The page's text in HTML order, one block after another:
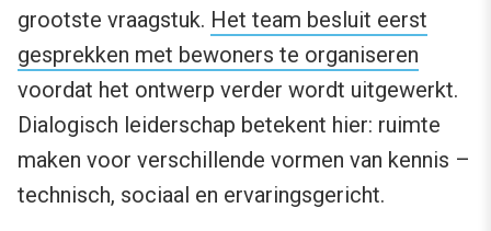
grootste vraagstuk. Het team besluit eerst
gesprekken met bewoners te organiseren
voordat het ontwerp verder wordt uitgewerkt.
Dialogisch leiderschap betekent hier: ruimte
maken voor verschillende vormen van kennis –
technisch, sociaal en ervaringsgericht.